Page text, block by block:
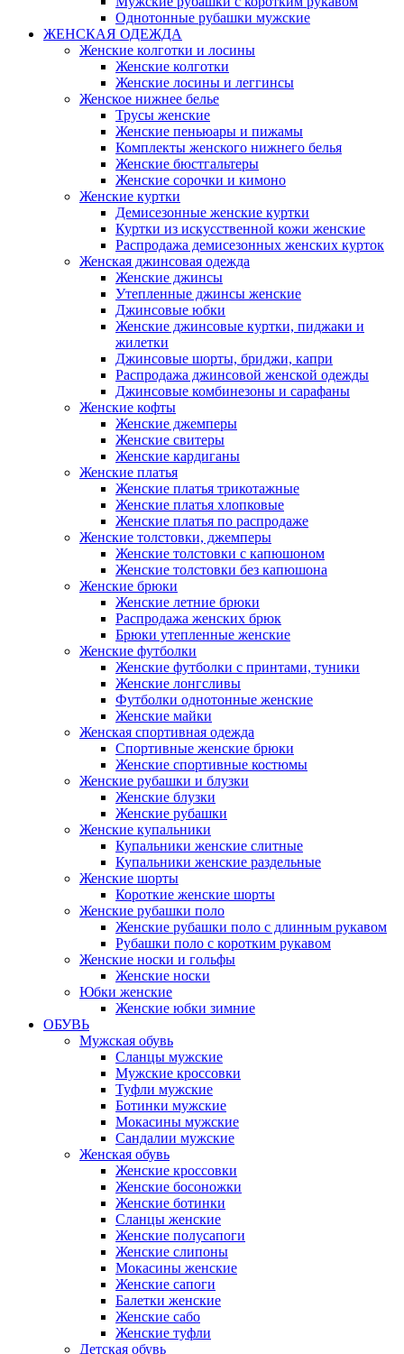
Однотонные рубашки мужские
ЖЕНСКАЯ ОДЕЖДА
Женские колготки и лосины
Женские колготки
Женские лосины и леггинсы
Женское нижнее белье
Трусы женские
Женские пеньюары и пижамы
Комплекты женского нижнего белья
Женские бюстгальтеры
Женские сорочки и кимоно
Женские куртки
Демисезонные женские куртки
Куртки из искусственной кожи женские
Распродажа демисезонных женских курток
Женская джинсовая одежда
Женские джинсы
Утепленные джинсы женские
Джинсовые юбки
Женские джинсовые куртки, пиджаки и
жилетки
Джинсовые шорты, бриджи, капри
Распродажа джинсовой женской одежды
Джинсовые комбинезоны и сарафаны
Женские кофты
Женские джемперы
Женские свитеры
Женские кардиганы
Женские платья
Женские платья трикотажные
Женские платья хлопковые
Женские платья по распродаже
Женские толстовки, джемперы
Женские толстовки с капюшоном
Женские толстовки без капюшона
Женские брюки
Женские летние брюки
Распродажа женских брюк
Брюки утепленные женские
Женские футболки
Женские футболки с принтами, туники
Женские лонгсливы
Футболки однотонные женские
Женские майки
Женская спортивная одежда
Спортивные женские брюки
Женские спортивные костюмы
Женские рубашки и блузки
Женские блузки
Женские рубашки
Женские купальники
Купальники женские слитные
Купальники женские раздельные
Женские шорты
Короткие женские шорты
Женские рубашки поло
Женские рубашки поло с длинным рукавом
Рубашки поло с коротким рукавом
Женские носки и гольфы
Женские носки
Юбки женские
Женские юбки зимние
ОБУВЬ
Мужская обувь
Сланцы мужские
Мужские кроссовки
Туфли мужские
Ботинки мужские
Мокасины мужские
Сандалии мужские
Женская обувь
Женские кроссовки
Женские босоножки
Женские ботинки
Сланцы женские
Женские полусапоги
Женские слипоны
Мокасины женские
Женские сапоги
Балетки женские
Женские сабо
Женские туфли
Детская обувь